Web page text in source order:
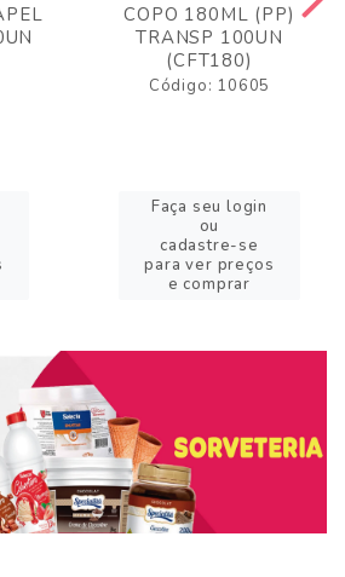
COPO 180ML (PP)
TRANSP 100UN
(CFT180)
Código: 10605
Faça seu login
ou
cadastre-se
para ver preços
e comprar